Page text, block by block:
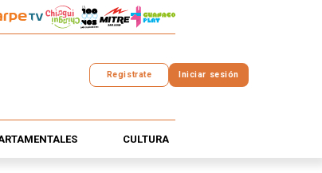
Registrate Iniciar sesión
CULTURA